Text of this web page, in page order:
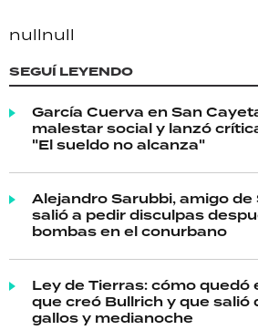
nullnull
SEGUÍ LEYENDO
García Cuerva en San
malestar social y lanzó
"El sueldo no alcanza"
Alejandro Sarubbi, amigo
salió a pedir disculpas
bombas en el conurbano
Ley de Tierras: cómo quedó
que creó Bullrich y que salió
gallos y medianoche